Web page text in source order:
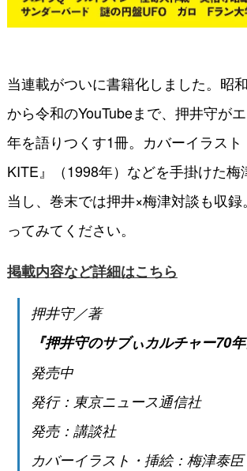
当連載がついに書籍化しました。昭
から令和のYouTubeまで、押井守が
年を語りつくす1冊。カバーイラス
KITE』（1998年）などを手掛けた梅
当し、巻末では押井×梅津対談も収
ってみてください。
掲載内容など詳細はこちら
押井守／著
『押井守のサブぃカルチャー70年
発売中
発行：東京ニュース通信社
発売：講談社
カバーイラスト・挿絵：梅津泰臣